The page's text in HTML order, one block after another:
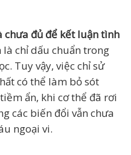
chưa đủ để kết luận tình
chỉ dấu chuẩn trong
Tuy vậy, việc chỉ sử
có thể làm bỏ sót
ẩn, khi cơ thể đã rơi
các biến đổi vẫn chưa
ngoại vi.